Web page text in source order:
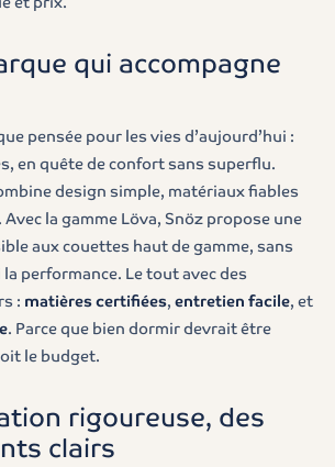
qui accompagne
pensée pour les vies d’aujourd’hui :
en quête de confort sans superflu.
design simple, matériaux fiables
la gamme Löva, Snöz propose une
aux couettes haut de gamme, sans
performance. Le tout avec des
: matières certifiées, entretien facile, et
. Parce que bien dormir devrait être
le budget.
rigoureuse, des
clairs